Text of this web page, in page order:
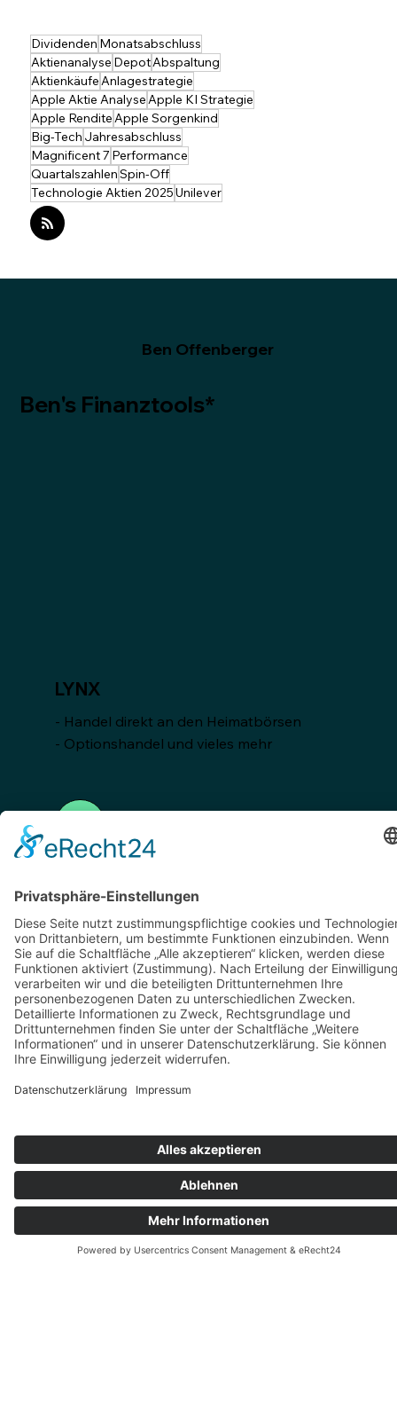
DividendenMonatsabschluss
AktienanalyseDepotAbspaltung
AktienkäufeAnlagestrategie
Apple Aktie AnalyseApple KI Strategie
Apple RenditeApple Sorgenkind
Big-TechJahresabschluss
Magnificent 7Performance
QuartalszahlenSpin-Off
Technologie Aktien 2025
LYNX
- Handel direkt an den Heimatbörsen
Werde Teil der Community
Kontaktiere mich
info@beamteninvestor.de
Impressum